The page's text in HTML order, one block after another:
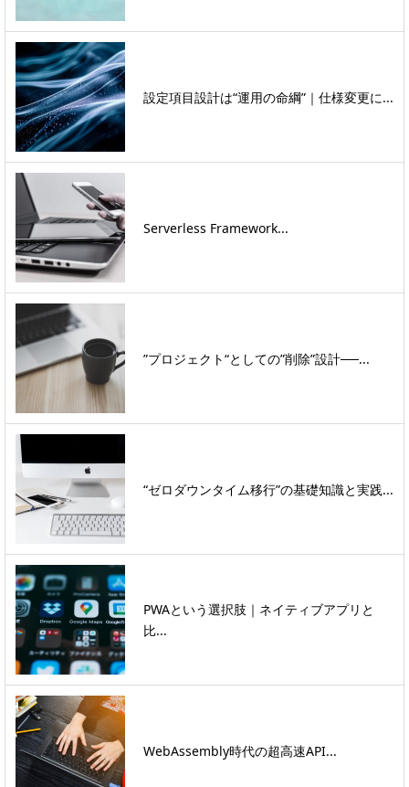
設定項目設計は“運用の命綱”｜仕様変更に...
Serverless Framework...
”プロジェクト“としての”削除”設計──...
“ゼロダウンタイム移行”の基礎知識と実践...
PWAという選択肢｜ネイティブアプリと
比...
WebAssembly時代の超高速API...